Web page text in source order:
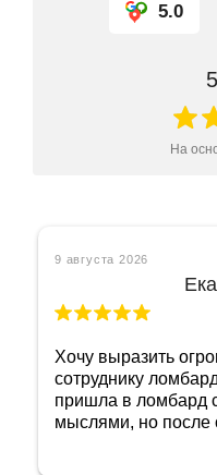
5.0
На
9 августа 2026
Хочу выразить
сотруднику
пришла в ломбард
мыслями, но